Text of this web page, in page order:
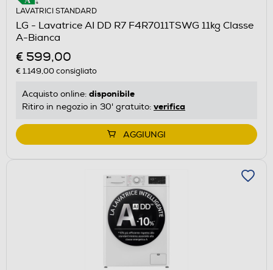
LAVATRICI STANDARD
LG - Lavatrice AI DD R7 F4R7011TSWG 11kg Classe
A-Bianca
€ 599,00
€ 1.149,00consigliato
Acquisto online: disponibile
Ritiro in negozio in 30' gratuito: verifica
AGGIUNGI